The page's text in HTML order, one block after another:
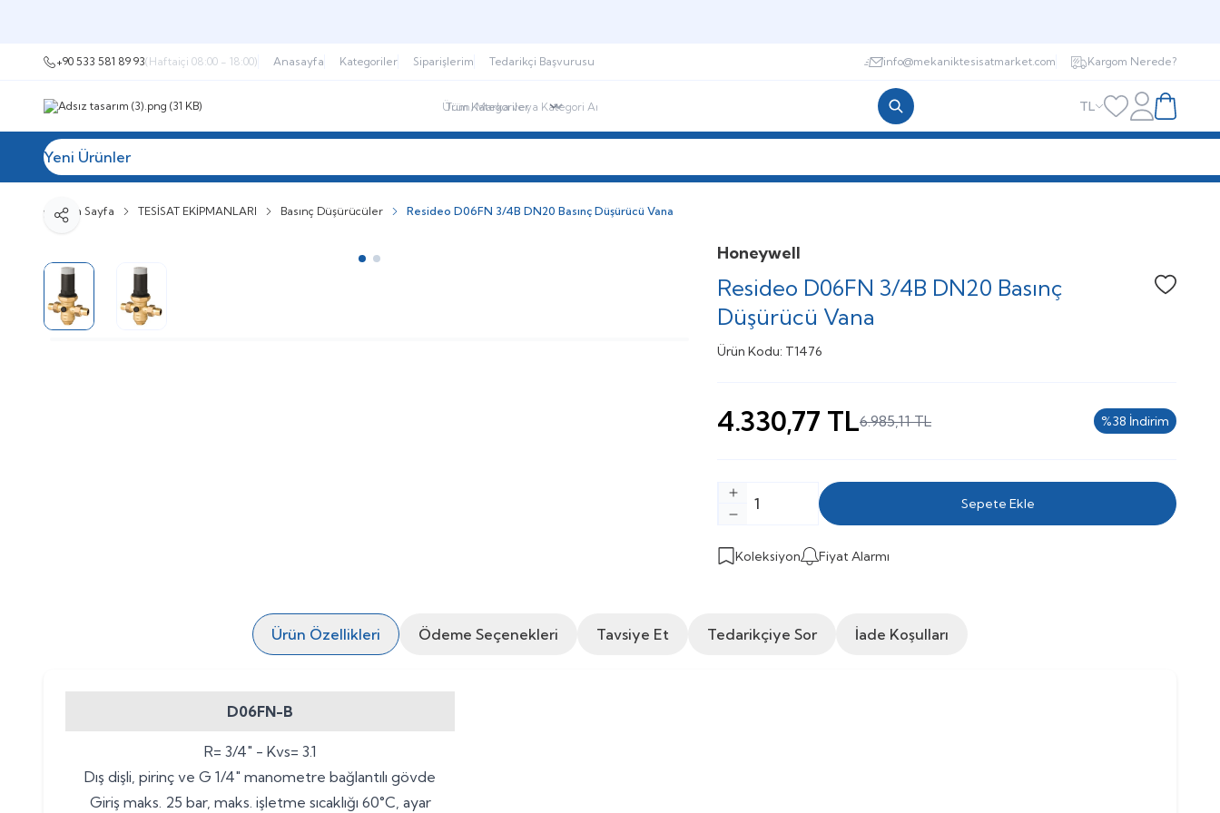
+90 533 581 89 93(Haftaiçi 08:00 - 18:00) Anasayfa Kategoriler Siparişlerim Tedarikçi Başvurusu info@mekaniktesisatmarket.com Kargom Nerede?
TL Favorilerim
HesabımSepetim
Yeni Ürünler
Ana Sayfa TESİSAT EKİPMANLARI Basınç Düşürücüler Resideo D06FN 3/4B DN20 Basınç Düşürücü Vana
Paylaş
Honeywell
Resideo D06FN 3/4B DN20 Basınç
Düşürücü Vana
Favoriye
Ürün Kodu: T1476
4.330,77 TL6.985,11TL %38 İndirim
Sepete Ekle
Koleksiyon Fiyat Alarmı
Ürün Özellikleri Ödeme Seçenekleri Tavsiye Et Tedarikçiye Sor İade Koşulları
D06FN-B
R= 3/4" - Kvs= 3.1
Dış dişli, pirinç ve G 1/4" manometre bağlantılı gövde
Giriş maks. 25 bar, maks. işletme sıcaklığı 60°C, ayar